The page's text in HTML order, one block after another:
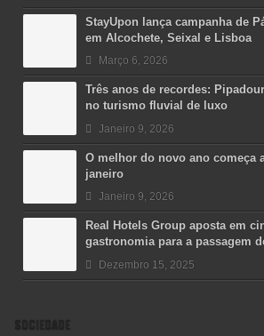
StayUpon lança campanha de
em Alcochete, Seixal e Lisboa
Março 6, 2026
Três anos de recordes:
no turismo fluvial de luxo
Janeiro 9, 2026
O melhor do novo ano começa
janeiro
Janeiro 9, 2026
Real Hotels Group aposta em
gastronomia para a passagem
Dezembro 15, 2025
SOCIEDADE